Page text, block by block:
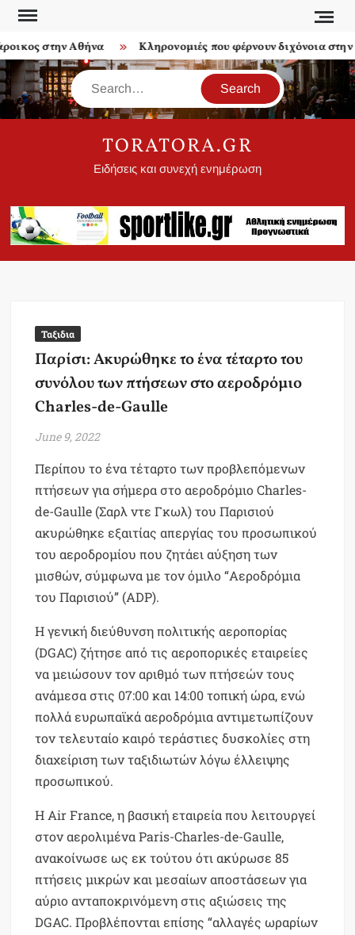
Skip
contentστην Αθήνα Κληρονομιές που φέρνουν διχόνοια στην
Search
TORATORA.GR
Ειδήσεις και συνεχή ενημέρωση
Ταξιδια
Παρίσι: Ακυρώθηκε το ένα τέταρτο του
συνόλου των πτήσεων στο αεροδρόμιο
Charles-de-Gaulle
June 9, 2022
Περίπου το ένα τέταρτο των προβλεπόμενων
πτήσεων για σήμερα στο αεροδρόμιο Charles-
de-Gaulle (Σαρλ ντε Γκωλ) του Παρισιού
ακυρώθηκε εξαιτίας απεργίας του προσωπικού
του αεροδρομίου που ζητάει αύξηση των
μισθών, σύμφωνα με τον όμιλο “Αεροδρόμια
του Παρισιού” (ADP).
Η γενική διεύθυνση πολιτικής αεροπορίας
(DGAC) ζήτησε από τις αεροπορικές εταιρείες
να μειώσουν τον αριθμό των πτήσεών τους
ανάμεσα στις 07:00 και 14:00 τοπική ώρα, ενώ
πολλά ευρωπαϊκά αεροδρόμια αντιμετωπίζουν
τον τελευταίο καιρό τεράστιες δυσκολίες στη
διαχείριση των ταξιδιωτών λόγω έλλειψης
προσωπικού.
Η Air France, η βασική εταιρεία που λειτουργεί
στον αερολιμένα Paris-Charles-de-Gaulle,
ανακοίνωσε ως εκ τούτου ότι ακύρωσε 85
πτήσεις μικρών και μεσαίων αποστάσεων για
αύριο ανταποκρινόμενη στις αξιώσεις της
DGAC. Προβλέπονται επίσης “αλλαγές ωραρίων